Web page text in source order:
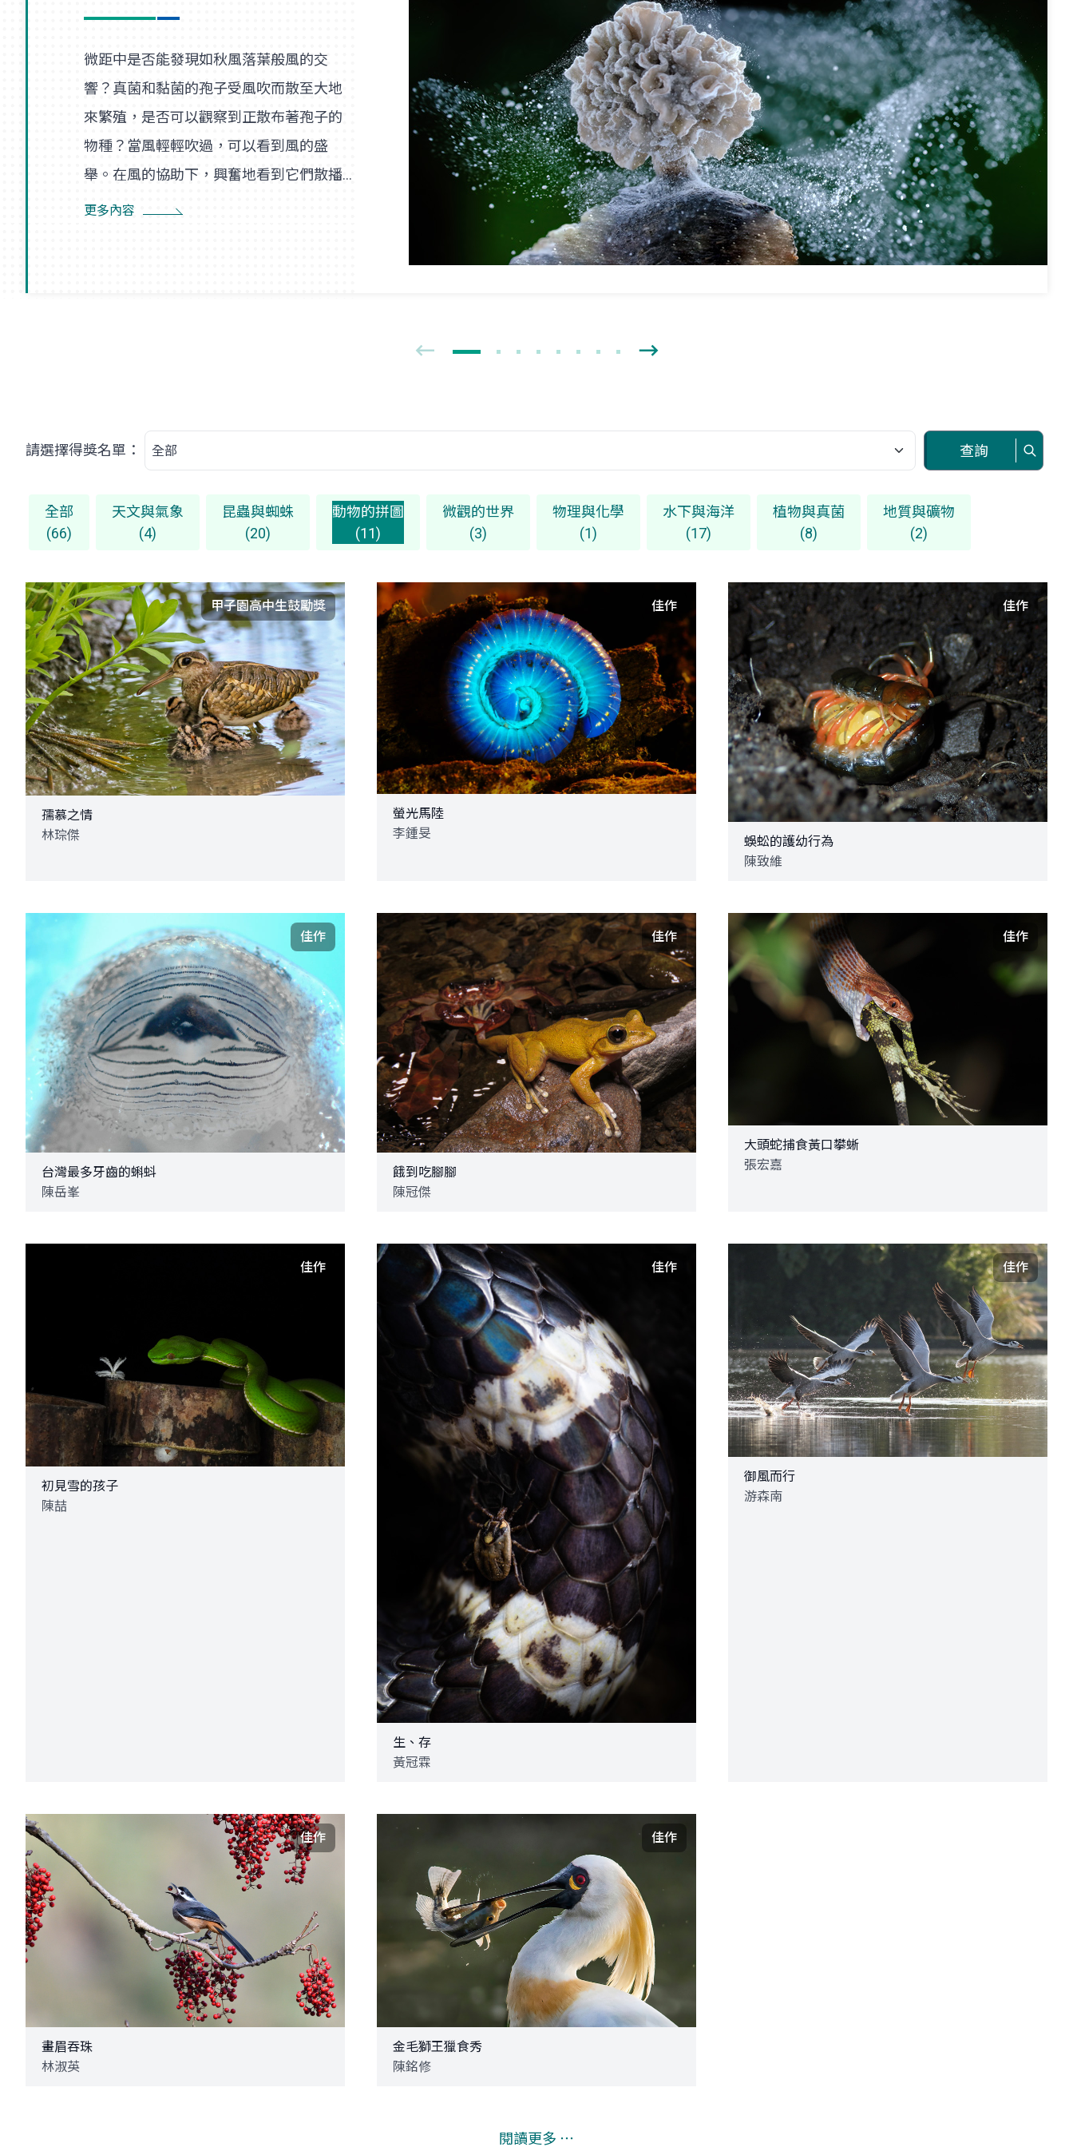
微距中是否能發現如秋風落葉般風的交
響？真菌和黏菌的孢子受風吹而散至大地
來繁殖，是否可以觀察到正散布著孢子的
物種？當風輕輕吹過，可以看到風的盛
舉。在風的協助下，興奮地看到它們散播
孢子的盛況，在精彩過程中也看到了風的
更多內容
請選擇得獎名單： 查詢
全部
(66)
天文與氣象
(4)
昆蟲與蜘蛛
(20)
動物的拼圖
(11)
微觀的世界
(3)
物理與化學
(1)
水下與海洋
(17)
植物與真菌
(8)
地質與礦物
(2)
甲子園高中生鼓勵獎
孺慕之情
林琮傑
佳作
螢光馬陸
李鍾旻
佳作
蜈蚣的護幼行為
陳致維
佳作
台灣最多牙齒的蝌蚪
陳岳峯
佳作
餓到吃腳腳
陳冠傑
佳作
大頭蛇捕食黃口攀蜥
張宏嘉
佳作
初見雪的孩子
陳喆
佳作
生、存
黃冠霖
佳作
御風而行
游森南
佳作
畫眉吞珠
林淑英
佳作
金毛獅王獵食秀
陳銘修
閱讀更多 ⋯